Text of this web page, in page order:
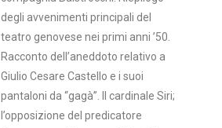
degli avvenimenti principali del
teatro genovese nei primi anni ’50.
Racconto dell’aneddoto relativo a
Giulio Cesare Castello e i suoi
pantaloni da “gagà”. Il cardinale Siri;
l’opposizione del predicatore